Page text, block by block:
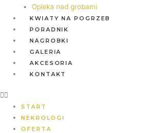
Opieka nad grobami
KWIATY NA POGRZEB
PORADNIK
NAGROBKI
GALERIA
AKCESORIA
KONTAKT
START
NEKROLOGI
OFERTA